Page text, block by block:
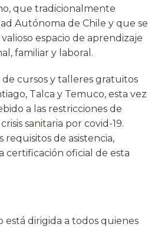
que tradicionalmente
Autónoma de Chile y que se
espacio de aprendizaje
familiar y laboral.
cursos y talleres gratuitos
Talca y Temuco, esta vez
a las restricciones de
sanitaria por covid-19.
de asistencia,
certificación oficial de esta
está dirigida a todos quienes